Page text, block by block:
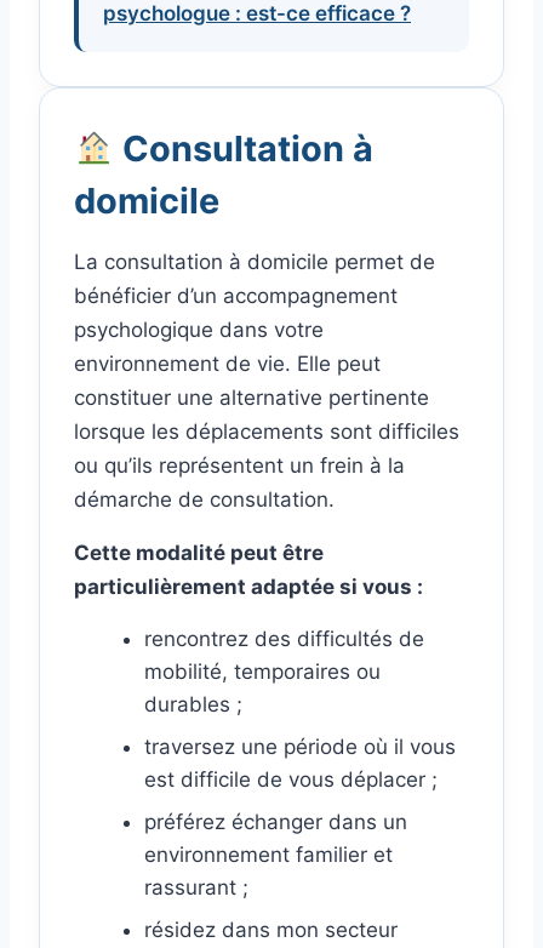
psychologue : est-ce efficace ?
Consultation à
domicile
La consultation à domicile permet de
bénéficier d’un accompagnement
psychologique dans votre
environnement de vie. Elle peut
constituer une alternative pertinente
lorsque les déplacements sont difficiles
ou qu’ils représentent un frein à la
démarche de consultation.
Cette modalité peut être
particulièrement adaptée si vous :
rencontrez des difficultés de
mobilité, temporaires ou
durables ;
traversez une période où il vous
est difficile de vous déplacer ;
préférez échanger dans un
environnement familier et
rassurant ;
résidez dans mon secteur